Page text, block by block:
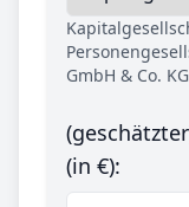
GmbH & Co. KG
(in €):